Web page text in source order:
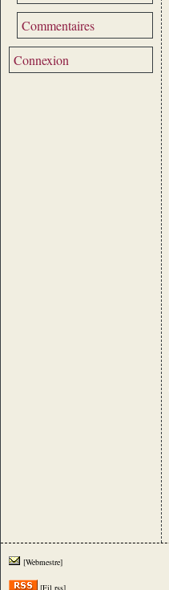
Commentaires
Connexion
[Webmestre]
[Fil rss]